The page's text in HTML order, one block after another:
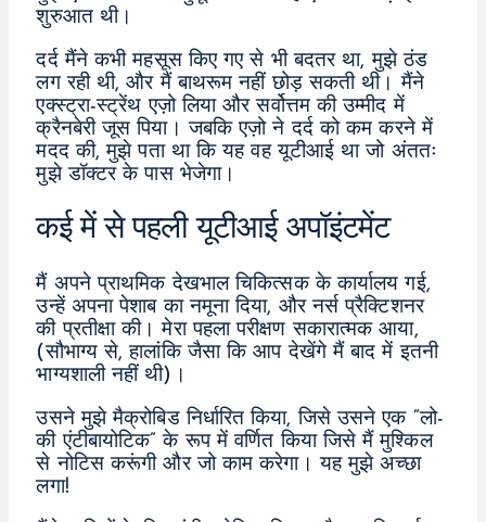
शुरुआत थी।
दर्द मैंने कभी महसूस किए गए से भी बदतर था, मुझे ठंड
लग रही थी, और मैं बाथरूम नहीं छोड़ सकती थी। मैंने
एक्स्ट्रा-स्ट्रेंथ एज़ो लिया और सर्वोत्तम की उम्मीद में
क्रैनबेरी जूस पिया। जबकि एज़ो ने दर्द को कम करने में
मदद की, मुझे पता था कि यह वह यूटीआई था जो अंततः
मुझे डॉक्टर के पास भेजेगा।
कई में से पहली यूटीआई अपॉइंटमेंट
मैं अपने प्राथमिक देखभाल चिकित्सक के कार्यालय गई,
उन्हें अपना पेशाब का नमूना दिया, और नर्स प्रैक्टिशनर
की प्रतीक्षा की। मेरा पहला परीक्षण सकारात्मक आया,
(सौभाग्य से, हालांकि जैसा कि आप देखेंगे मैं बाद में इतनी
भाग्यशाली नहीं थी)।
उसने मुझे मैक्रोबिड निर्धारित किया, जिसे उसने एक “लो-
की एंटीबायोटिक” के रूप में वर्णित किया जिसे मैं मुश्किल
से नोटिस करूंगी और जो काम करेगा। यह मुझे अच्छा
लगा!